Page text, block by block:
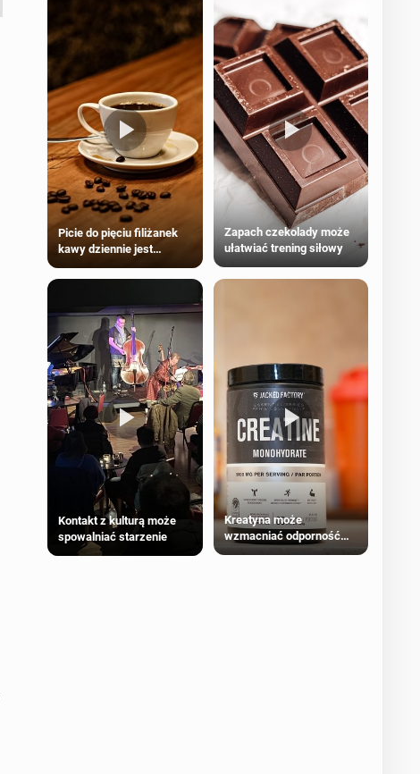
Picie do pięciu filiżanek
kawy dziennie jest
większości dorosłych
Zapach czekolady może
ułatwiać trening siłowy
Kontakt z kulturą może
spowalniać starzenie
Kreatyna może
wzmacniać odporność
przeciw nowotworom